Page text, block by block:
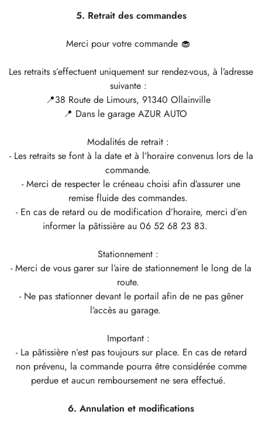
5. Retrait des commandes
Merci pour votre commande 🧁
Les retraits s’effectuent uniquement sur rendez-vous, à l’adresse
suivante :
📍38 Route de Limours, 91340 Ollainville
📍 Dans le garage AZUR AUTO
Modalités de retrait :
- Les retraits se font à la date et à l’horaire convenus lors de la
commande.
- Merci de respecter le créneau choisi afin d’assurer une
remise fluide des commandes.
- En cas de retard ou de modification d’horaire, merci d’en
informer la pâtissière au 06 52 68 23 83.
Stationnement :
- Merci de vous garer sur l’aire de stationnement le long de la
route.
- Ne pas stationner devant le portail afin de ne pas gêner
l’accès au garage.
Important :
- La pâtissière n’est pas toujours sur place. En cas de retard
non prévenu, la commande pourra être considérée comme
perdue et aucun remboursement ne sera effectué.
6. Annulation et modifications